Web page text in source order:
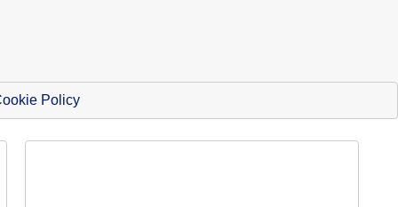
Policy